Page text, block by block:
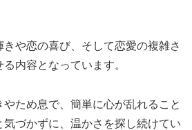
や恋の喜び、そして恋愛の複雑さ
内容となっています。
ため息で、簡単に心が乱れること
気づかずに、温かさを探し続けてい